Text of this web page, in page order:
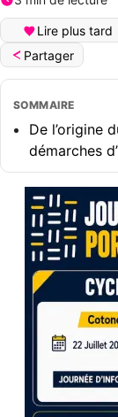
Lire plus tard
Partager
SOMMAIRE
De l’origine
démarches